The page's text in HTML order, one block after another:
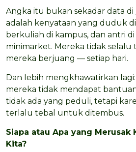
Angka itu bukan sekadar data di
adalah kenyataan yang duduk
berkuliah di kampus, dan antri
minimarket. Mereka tidak selalu
mereka berjuang — setiap hari.
Dan lebih mengkhawatirkan
mereka tidak mendapat
tidak ada yang peduli, tetapi
terlalu tebal untuk ditembus.
Siapa atau Apa yang Merusak
Kita?